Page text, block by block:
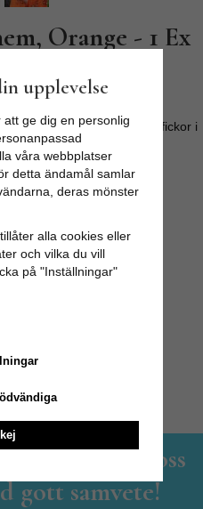
Orange - 1 Ex
kvalitét från Poppins
lös passform och dolda fickor i
hög kvalitet med fint fall.
längd: 139 cm
sortiment för tillfället.
- Hos oss
gott samvete!
upplevelse
ge dig en personlig
våra webbplatser
detta ändamål samlar
deras mönster
alla cookies eller
och vilka du vill
på "Inställningar"